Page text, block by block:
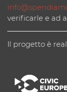
verificarle e ad
Il progetto è